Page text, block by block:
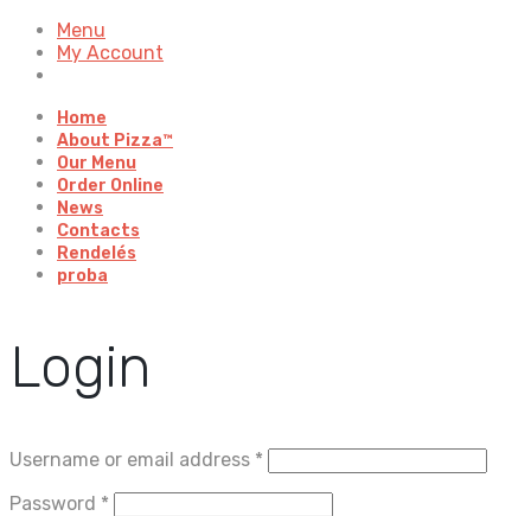
Menu
My Account
Home
About Pizza™
Our Menu
Order Online
News
Contacts
Rendelés
proba
Login
Username or email address *
Password *